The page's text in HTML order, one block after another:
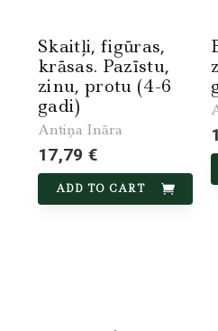
Skaitļi, figūras,
krāsas. Pazīstu,
zinu, protu (4-6
gadi)
Antiņa Ināra
17,79 €
ADD TO CART